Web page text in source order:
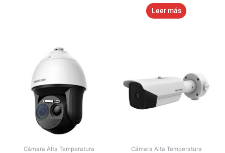
Leer más
Cámara Alta Temperatura Cámara Alta Temperatura